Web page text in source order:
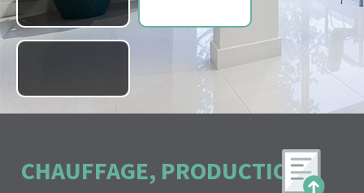
3
CHAUFFAGE, PRODUCTION